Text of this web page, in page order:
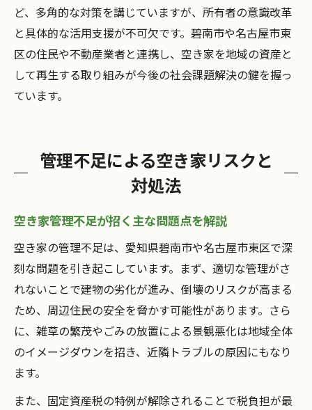
ど、多角的な対策を講じていますが、所有者の意識改革
と具体的な活用支援が不可欠です。碧南市や名古屋市東
区の住民や不動産業者と連携し、空き家を地域の資産と
して再生する取り組みが今後の社会課題解決の鍵を握っ
ています。
管理不足による空き家リスクと
対処法
空き家管理不足が招く主な問題点を解説
空き家の管理不足は、愛知県碧南市や名古屋市東区で深
刻な問題を引き起こしています。まず、適切な管理がさ
れないことで建物の劣化が進み、倒壊のリスクが高まる
ため、周辺住民の安全を脅かす可能性があります。さら
に、雑草の繁茂やごみの放置による景観悪化は地域全体
のイメージダウンを招き、近隣トラブルの原因にもなり
ます。
また、固定資産税の特例が解除されることで税負担が最